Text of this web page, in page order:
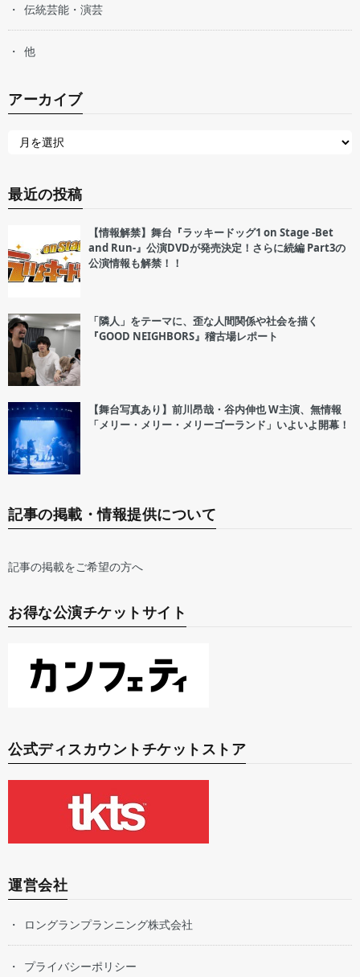
伝統芸能・演芸
他
アーカイブ
最近の投稿
【情報解禁】舞台『ラッキードッグ1 on Stage -Bet
and Run-』公演DVDが発売決定！さらに続編 Part3の
公演情報も解禁！！
「隣人」をテーマに、歪な人間関係や社会を描く
『GOOD NEIGHBORS』稽古場レポート
【舞台写真あり】前川昂哉・谷内伸也 W主演、無情報
「メリー・メリー・メリーゴーランド」いよいよ開幕！
記事の掲載・情報提供について
記事の掲載をご希望の方へ
お得な公演チケットサイト
公式ディスカウントチケットストア
運営会社
ロングランプランニング株式会社
プライバシーポリシー